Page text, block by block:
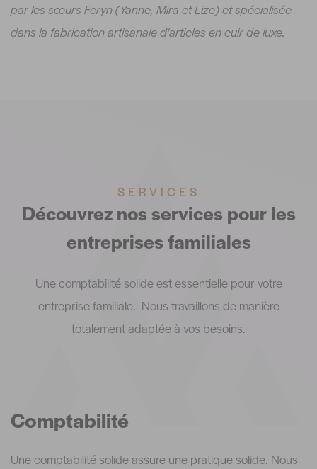
par les sœurs Feryn (Yanne, Mira et Lize) et spécialisée
dans la fabrication artisanale d'articles en cuir de luxe.
SERVICES
Découvrez nos services pour les
entreprises familiales
Une comptabilité solide est essentielle pour votre
entreprise familiale. Nous travaillons de manière
totalement adaptée à vos besoins.
Comptabilité
Une comptabilité solide assure une pratique solide. Nous